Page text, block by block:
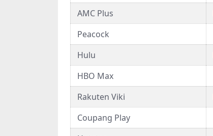
AMC Plus
Peacock
Hulu
HBO Max
Rakuten Viki
Coupang Play